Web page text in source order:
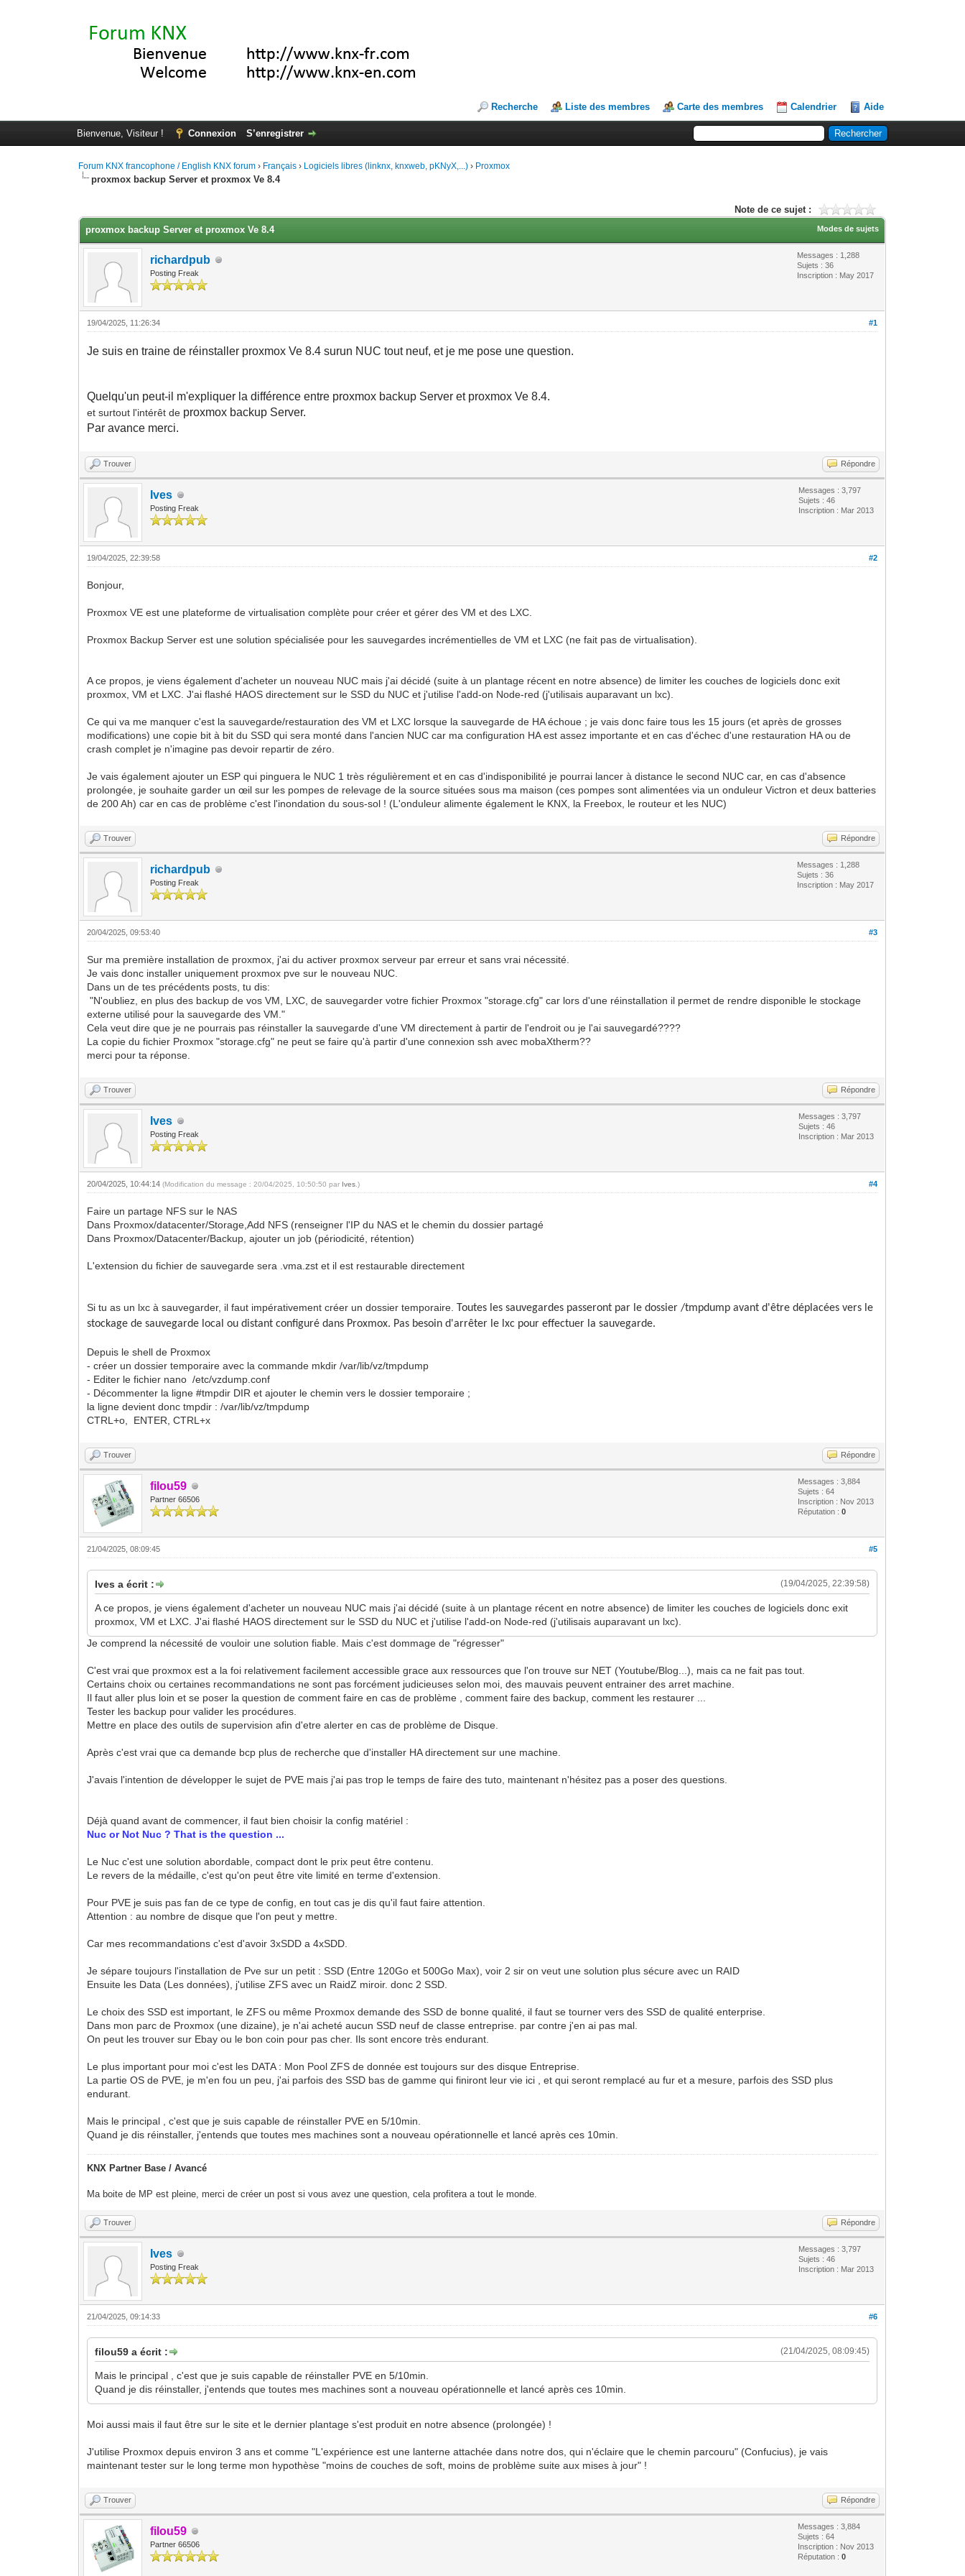
Recherche Liste des membres Carte des membres Calendrier Aide
Bienvenue, Visiteur ! Connexion S’enregistrer
Forum KNX francophone / English KNX forum › Français › Logiciels libres (linknx, knxweb, pKNyX,...) › Proxmox
proxmox backup Server et proxmox Ve 8.4
Note de ce sujet :
Modes de sujets
proxmox backup Server et proxmox Ve 8.4
richardpub
Posting Freak
Messages : 1,288
Sujets : 36
Inscription : May 2017
#1
19/04/2025, 11:26:34
Je suis en traine de réinstaller proxmox Ve 8.4 surun NUC tout neuf, et je me pose une question.
Quelqu'un peut-il m'expliquer la différence entre proxmox backup Server et proxmox Ve 8.4.
et surtout l'intérêt de proxmox backup Server.
Par avance merci.
Trouver Répondre
Ives
Posting Freak
Messages : 3,797
Sujets : 46
Inscription : Mar 2013
#2
19/04/2025, 22:39:58
Bonjour,
Proxmox VE est une plateforme de virtualisation complète pour créer et gérer des VM et des LXC.
Proxmox Backup Server est une solution spécialisée pour les sauvegardes incrémentielles de VM et LXC (ne fait pas de virtualisation).
A ce propos, je viens également d'acheter un nouveau NUC mais j'ai décidé (suite à un plantage récent en notre absence) de limiter les couches de logiciels donc exit
proxmox, VM et LXC. J'ai flashé HAOS directement sur le SSD du NUC et j'utilise l'add-on Node-red (j'utilisais auparavant un lxc).
Ce qui va me manquer c'est la sauvegarde/restauration des VM et LXC lorsque la sauvegarde de HA échoue ; je vais donc faire tous les 15 jours (et après de grosses
modifications) une copie bit à bit du SSD qui sera monté dans l'ancien NUC car ma configuration HA est assez importante et en cas d'échec d'une restauration HA ou de
crash complet je n'imagine pas devoir repartir de zéro.
Je vais également ajouter un ESP qui pinguera le NUC 1 très régulièrement et en cas d'indisponibilité je pourrai lancer à distance le second NUC car, en cas d'absence
prolongée, je souhaite garder un œil sur les pompes de relevage de la source situées sous ma maison (ces pompes sont alimentées via un onduleur Victron et deux batteries
de 200 Ah) car en cas de problème c'est l'inondation du sous-sol ! (L'onduleur alimente également le KNX, la Freebox, le routeur et les NUC)
Trouver Répondre
richardpub
Posting Freak
Messages : 1,288
Sujets : 36
Inscription : May 2017
#3
20/04/2025, 09:53:40
Sur ma première installation de proxmox, j'ai du activer proxmox serveur par erreur et sans vrai nécessité.
Je vais donc installer uniquement proxmox pve sur le nouveau NUC.
Dans un de tes précédents posts, tu dis:
"N'oubliez, en plus des backup de vos VM, LXC, de sauvegarder votre fichier Proxmox "storage.cfg" car lors d'une réinstallation il permet de rendre disponible le stockage
externe utilisé pour la sauvegarde des VM."
Cela veut dire que je ne pourrais pas réinstaller la sauvegarde d'une VM directement à partir de l'endroit ou je l'ai sauvegardé????
La copie du fichier Proxmox "storage.cfg" ne peut se faire qu'à partir d'une connexion ssh avec mobaXtherm??
merci pour ta réponse.
Trouver Répondre
Ives
Posting Freak
Messages : 3,797
Sujets : 46
Inscription : Mar 2013
#4
20/04/2025, 10:44:14(Modification du message : 20/04/2025, 10:50:50 par Ives .)
Faire un partage NFS sur le NAS
Dans Proxmox/datacenter/Storage,Add NFS (renseigner l'IP du NAS et le chemin du dossier partagé
Dans Proxmox/Datacenter/Backup, ajouter un job (périodicité, rétention)
L'extension du fichier de sauvegarde sera .vma.zst et il est restaurable directement
Si tu as un lxc à sauvegarder, il faut impérativement créer un dossier temporaire. Toutes les sauvegardes passeront par le dossier /tmpdump avant d'être déplacées vers le
stockage de sauvegarde local ou distant configuré dans Proxmox. Pas besoin d'arrêter le lxc pour effectuer la sauvegarde.
Depuis le shell de Proxmox
- créer un dossier temporaire avec la commande mkdir /var/lib/vz/tmpdump
- Editer le fichier nano /etc/vzdump.conf
- Décommenter la ligne #tmpdir DIR et ajouter le chemin vers le dossier temporaire ;
la ligne devient donc tmpdir : /var/lib/vz/tmpdump
CTRL+o, ENTER, CTRL+x
Trouver Répondre
filou59
Partner 66506
Messages : 3,884
Sujets : 64
Inscription : Nov 2013
Réputation :0
#5
21/04/2025, 08:09:45
(19/04/2025, 22:39:58)
Ives a écrit :
A ce propos, je viens également d'acheter un nouveau NUC mais j'ai décidé (suite à un plantage récent en notre absence) de limiter les couches de logiciels donc exit
proxmox, VM et LXC. J'ai flashé HAOS directement sur le SSD du NUC et j'utilise l'add-on Node-red (j'utilisais auparavant un lxc).
Je comprend la nécessité de vouloir une solution fiable. Mais c'est dommage de "régresser"
C'est vrai que proxmox est a la foi relativement facilement accessible grace aux ressources que l'on trouve sur NET (Youtube/Blog...), mais ca ne fait pas tout.
Certains choix ou certaines recommandations ne sont pas forcément judicieuses selon moi, des mauvais peuvent entrainer des arret machine.
Il faut aller plus loin et se poser la question de comment faire en cas de problème , comment faire des backup, comment les restaurer ...
Tester les backup pour valider les procédures.
Mettre en place des outils de supervision afin d'etre alerter en cas de problème de Disque.
Après c'est vrai que ca demande bcp plus de recherche que d'installer HA directement sur une machine.
J'avais l'intention de développer le sujet de PVE mais j'ai pas trop le temps de faire des tuto, maintenant n'hésitez pas a poser des questions.
Déjà quand avant de commencer, il faut bien choisir la config matériel :
Nuc or Not Nuc ? That is the question ...
Le Nuc c'est une solution abordable, compact dont le prix peut être contenu.
Le revers de la médaille, c'est qu'on peut être vite limité en terme d'extension.
Pour PVE je suis pas fan de ce type de config, en tout cas je dis qu'il faut faire attention.
Attention : au nombre de disque que l'on peut y mettre.
Car mes recommandations c'est d'avoir 3xSDD a 4xSDD.
Je sépare toujours l'installation de Pve sur un petit : SSD (Entre 120Go et 500Go Max), voir 2 sir on veut une solution plus sécure avec un RAID
Ensuite les Data (Les données), j'utilise ZFS avec un RaidZ miroir. donc 2 SSD.
Le choix des SSD est important, le ZFS ou même Proxmox demande des SSD de bonne qualité, il faut se tourner vers des SSD de qualité enterprise.
Dans mon parc de Proxmox (une dizaine), je n'ai acheté aucun SSD neuf de classe entreprise. par contre j'en ai pas mal.
On peut les trouver sur Ebay ou le bon coin pour pas cher. Ils sont encore très endurant.
Le plus important pour moi c'est les DATA : Mon Pool ZFS de donnée est toujours sur des disque Entreprise.
La partie OS de PVE, je m'en fou un peu, j'ai parfois des SSD bas de gamme qui finiront leur vie ici , et qui seront remplacé au fur et a mesure, parfois des SSD plus
endurant.
Mais le principal , c'est que je suis capable de réinstaller PVE en 5/10min.
Quand je dis réinstaller, j'entends que toutes mes machines sont a nouveau opérationnelle et lancé après ces 10min.
KNX Partner Base / Avancé
Ma boite de MP est pleine, merci de créer un post si vous avez une question, cela profitera a tout le monde.
Trouver Répondre
Ives
Posting Freak
Messages : 3,797
Sujets : 46
Inscription : Mar 2013
#6
21/04/2025, 09:14:33
(21/04/2025, 08:09:45)
filou59 a écrit :
Mais le principal , c'est que je suis capable de réinstaller PVE en 5/10min.
Quand je dis réinstaller, j'entends que toutes mes machines sont a nouveau opérationnelle et lancé après ces 10min.
Moi aussi mais il faut être sur le site et le dernier plantage s'est produit en notre absence (prolongée) !
J'utilise Proxmox depuis environ 3 ans et comme "L'expérience est une lanterne attachée dans notre dos, qui n'éclaire que le chemin parcouru" (Confucius), je vais
maintenant tester sur le long terme mon hypothèse "moins de couches de soft, moins de problème suite aux mises à jour" !
Trouver Répondre
filou59
Partner 66506
Messages : 3,884
Sujets : 64
Inscription : Nov 2013
Réputation :0